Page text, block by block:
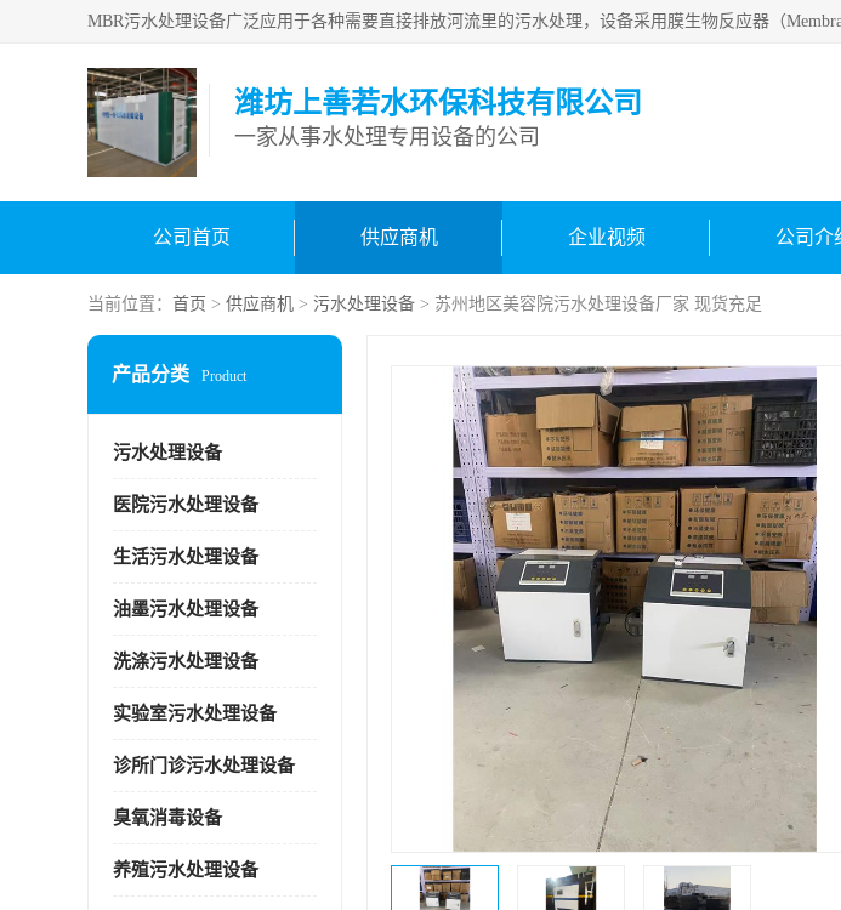
潍坊上善若水环保科技有限公司
一家从事水处理专用设备的公司
公司首页 供应商机 企业视频 公司介
当前位置： 首页 > 供应商机 > 污水处理设备 > 苏州地区美容院污水处理设备厂家 现货充足
产品分类 Product
污水处理设备
医院污水处理设备
生活污水处理设备
油墨污水处理设备
洗涤污水处理设备
实验室污水处理设备
诊所门诊污水处理设备
臭氧消毒设备
养殖污水处理设备